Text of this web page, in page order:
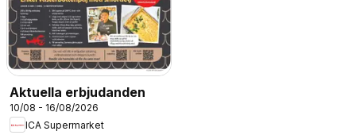
Aktuella erbjudanden
10/08 - 16/08/2026
ICA Supermarket